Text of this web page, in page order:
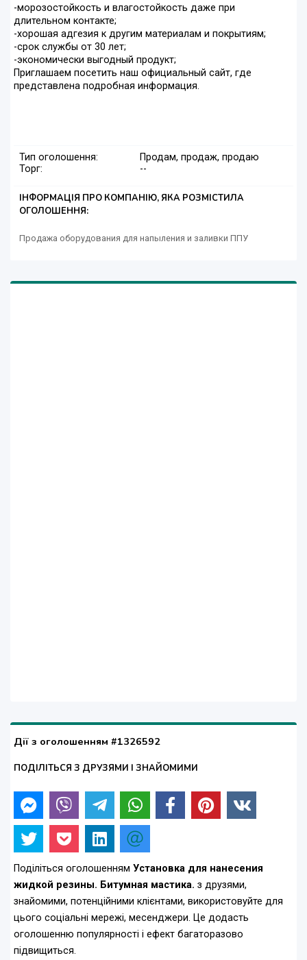
-морозостойкость и влагостойкость даже при
длительном контакте;
-хорошая адгезия к другим материалам и покрытиям;
-срок службы от 30 лет;
-экономически выгодный продукт;
Приглашаем посетить наш официальный сайт, где
представлена подробная информация.
Тип оголошення:
Продам, продаж, продаю
Торг:
--
ІНФОРМАЦІЯ ПРО КОМПАНІЮ, ЯКА РОЗМІСТИЛА
ОГОЛОШЕННЯ:
Продажа оборудования для напыления и заливки ППУ
Дії з оголошенням #1326592
ПОДІЛІТЬСЯ З ДРУЗЯМИ І ЗНАЙОМИМИ
Поділіться оголошенням Установка для нанесения
жидкой резины. Битумная мастика. з друзями,
знайомими, потенційними клієнтами, використовуйте для
цього соціальні мережі, месенджери. Це додасть
оголошенню популярності і ефект багаторазово
підвищиться.